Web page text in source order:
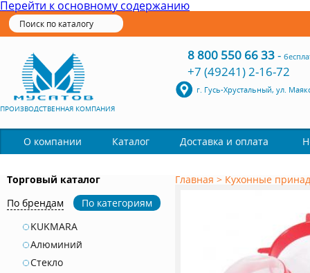
Перейти к основному содержанию
ПРОИЗВОДСТВЕННАЯ КОМПАНИЯ
8 800 550 66 33-
+7 (49241) 2-16-72
г. Гусь-Хрустальный, ул.
О компании Каталог Доставка и оплата
Торговый каталог
По брендам
По категориям
KUKMARA
Алюминий
Стекло
Главная > Кухонные